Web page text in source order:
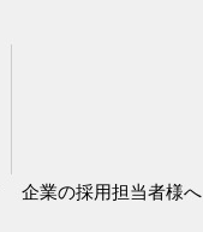
企業の採用担当者様へ